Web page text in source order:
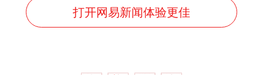
打开网易新闻体验更佳